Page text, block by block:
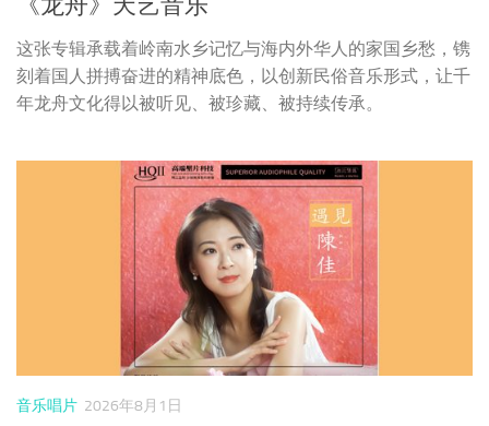
2026年8月1日
陈佳《遇见·陈佳 HQII版》无比传真
陈佳的第一张专辑《樱花之旅》，是出道十余载的她最为意
难忘的一张专辑。其再版《遇见·陈佳》是配以更高质的录
音标准、更灵动的乐器和陈佳这十余年的人生体会进行重制